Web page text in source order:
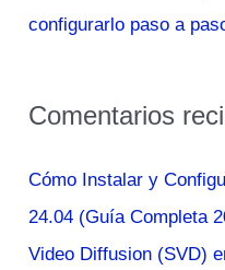
configurarlo paso a
Comentarios
Cómo Instalar y
24.04 (Guía Completa
Video Diffusion (SVD)